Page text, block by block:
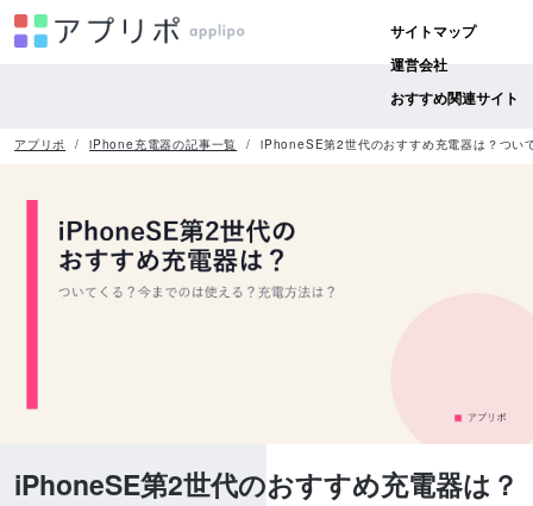
サイトマップ
運営会社
おすすめ関連サイト
アプリポ iPhone充電器の記事一覧 iPhoneSE第2世代のおすすめ充電器は？つい
iPhoneSE第2世代のおすすめ充電器は？